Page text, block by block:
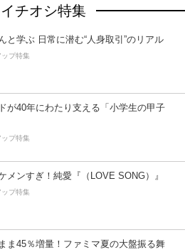
チオシ特集
と学ぶ 日常に潜む“人身取引”のリアル
ップ特集
が40年にわたり支える「小学生の甲子
ップ特集
メンすぎ！純愛『（LOVE SONG）』
ップ特集
ま45％増量！ファミマ夏の大盤振る舞